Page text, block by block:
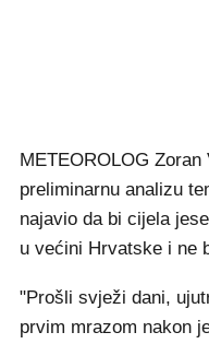
METEOROLOG
preliminarnu analizu
najavio da bi cijela
u većini Hrvatske i ne
"Prošli svježi dani,
prvim mrazom nakon